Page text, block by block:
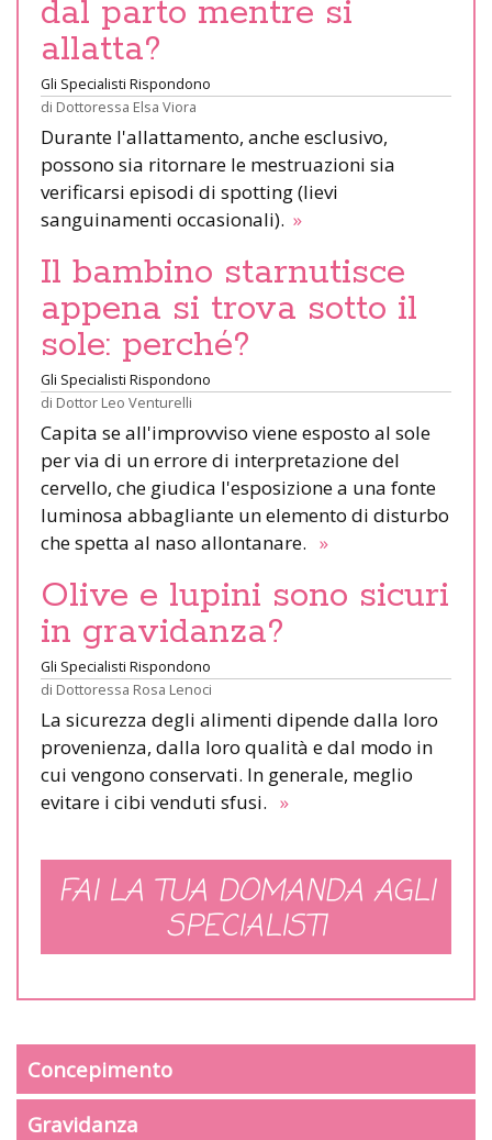
dal parto mentre si
allatta?
Gli Specialisti Rispondono
di Dottoressa Elsa Viora
Durante l'allattamento, anche esclusivo,
possono sia ritornare le mestruazioni sia
verificarsi episodi di spotting (lievi
sanguinamenti occasionali). »
Il bambino starnutisce
appena si trova sotto il
sole: perché?
Gli Specialisti Rispondono
di Dottor Leo Venturelli
Capita se all'improvviso viene esposto al sole
per via di un errore di interpretazione del
cervello, che giudica l'esposizione a una fonte
luminosa abbagliante un elemento di disturbo
che spetta al naso allontanare. »
Olive e lupini sono sicuri
in gravidanza?
Gli Specialisti Rispondono
di Dottoressa Rosa Lenoci
La sicurezza degli alimenti dipende dalla loro
provenienza, dalla loro qualità e dal modo in
cui vengono conservati. In generale, meglio
evitare i cibi venduti sfusi. »
FAI LA TUA DOMANDA AGLI
SPECIALISTI
Concepimento
Gravidanza